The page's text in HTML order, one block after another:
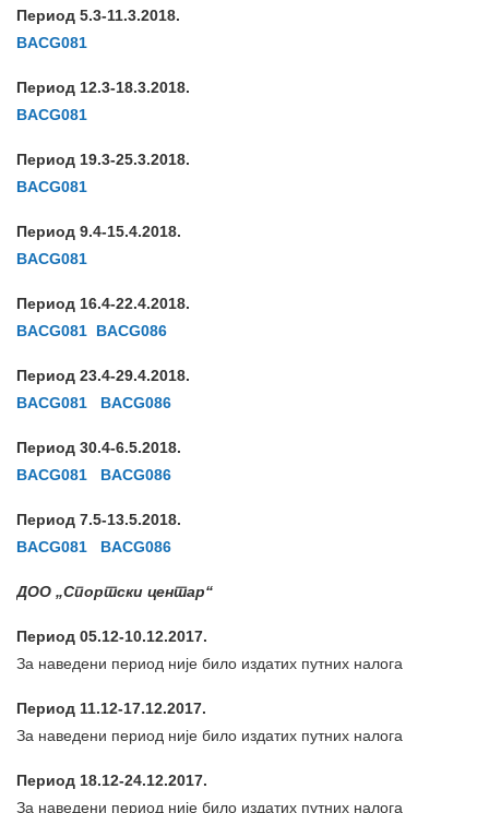
Период 5.3-11.3.2018.
BACG081
Период 12.3-18.3.2018.
BACG081
Период 19.3-25.3.2018.
BACG081
Период 9.4-15.4.2018.
BACG081
Период 16.4-22.4.2018.
BACG081 BACG086
Период 23.4-29.4.2018.
BACG081
BACG086
Период 30.4-6.5.2018.
BACG081
BACG086
Период 7.5-13.5.2018.
BACG081
BACG086
ДОО „Спортски центар“
Период 05.12-10.12.2017.
За наведени период није било издатих путних налога
Период 11.12-17.12.2017.
За наведени период није било издатих путних налога
Период 18.12-24.12.2017.
За наведени период није било издатих путних налога